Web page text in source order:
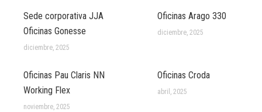
Sede corporativa JJA
Oficinas Gonesse
diciembre, 2025
Oficinas Arago 330
diciembre, 2025
Oficinas Pau Claris NN
Working Flex
noviembre, 2025
Oficinas Croda
abril, 2025